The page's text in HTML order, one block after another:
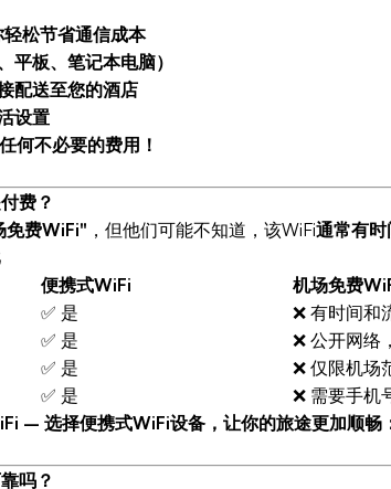
松节省通信成本
平板、笔记本电脑）
配送至您的酒店
设置
何不必要的费用！
费？
免费WiFi" ，但他们可能不知道，该WiFi通常有
便携式WiFi
机场免费
✅ 是
❌ 有时间和
✅ 是
❌ 公开网络
✅ 是
❌ 仅限机场
✅ 是
❌ 需要手机
– 选择便携式WiFi设备，让你的旅途更加顺畅
吗？